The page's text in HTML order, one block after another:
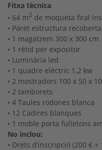
Fitxa tècnica
• 64 m2 de moqueta firal
• Paret estructura
• 1 magatzem 300 x 300 cm
• 1 rètol per expositor
• Luminària led
• 1 quadre elèctric 1,2 kw
• 2 mostradors 100 x 50 x
• 2 tamborets
• 4 Taules rodones blanca
• 12 Cadires blanques
• 1 moble porta fulletons
No inclou:
• Drets d’inscripció (200 € +